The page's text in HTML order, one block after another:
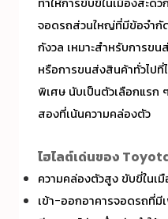
จอดรถส่วนใหญ่ที่มีข้อจำกั
กังวล เหมาะสำหรับการขน
หรือการขนส่งสินค้าทั่วไป
พิเศษ นับเป็นตัวเลือกแรก
สองที่เน้นความคล่องตัว
ไฮไลต์เด่นของ
ความคล่องตัวสูง ขับขี่ในเ
เข้า-ออกอาคารจอดรถที่มี